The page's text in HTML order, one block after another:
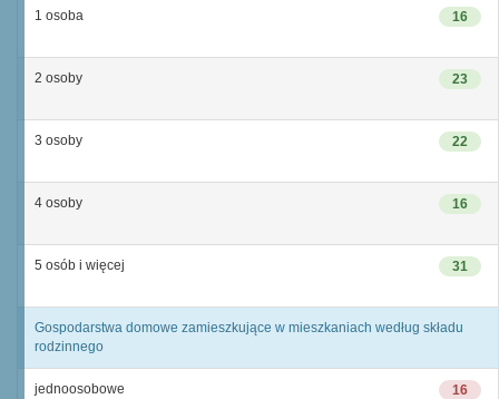
16
1 osoba
23
2 osoby
22
3 osoby
16
4 osoby
31
5 osób i więcej
Gospodarstwa domowe zamieszkujące w mieszkaniach według składu
rodzinnego
16
jednoosobowe